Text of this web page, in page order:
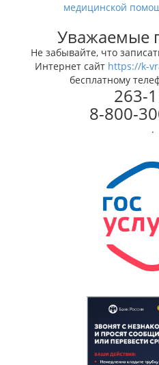
медицинской
Уважаемые
Не забывайте, что
Интернет сайт https://k-
бесплатному
263-
8-800-
.